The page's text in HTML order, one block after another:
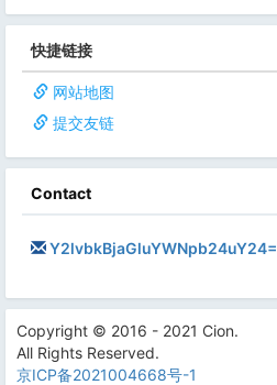
快捷链接
网站地图
提交友链
Contact
Y2lvbkBjaGluYWNpb24uY24=
Copyright © 2016 - 2021 Cion.
All Rights Reserved.
京ICP备2021004668号-1